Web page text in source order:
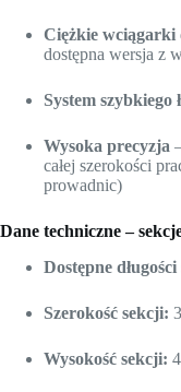
Ciężkie wciągarki
dostępna wersja z
System szybkiego
Wysoka precyzja
całej szerokości
prowadnic)
Dane techniczne –
Dostępne
Szerokość sekcji:
Wysokość sekcji: